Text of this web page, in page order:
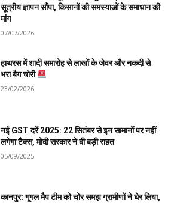
सूत्रीय ज्ञापन सौंपा, किसानों की समस्याओं के समाधान की
मांग
07/07/2026
हाथरस में शादी समारोह से लाखों के जेवर और नकदी से
भरा बैग चोरी
23/02/2026
नई GST दरें 2025: 22 सितंबर से इन सामानों पर नहीं
लगेगा टैक्स, मोदी सरकार ने दी बड़ी राहत
05/09/2025
कानपुर: गूगल मैप टीम को चोर समझ ग्रामीणों ने घेर लिया,